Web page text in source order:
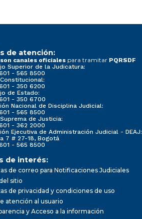
de atención:
son canales oficiales para tramitar PQRSDF
Superior de la Judicatura:
- 565 8500
- 350 6200
de Estado:
- 350 6700
Nacional de Disciplina Judicial:
- 565 8500
de Justicia:
- 362 2000
Ejecutiva de Administración Judicial - DEAJ:
7 # 27-18, Bogotá
- 565 8500
de interés:
de correo para Notificaciones Judiciales
sitio
de privacidad y condiciones de uso
atención al usuario
y Acceso a la información